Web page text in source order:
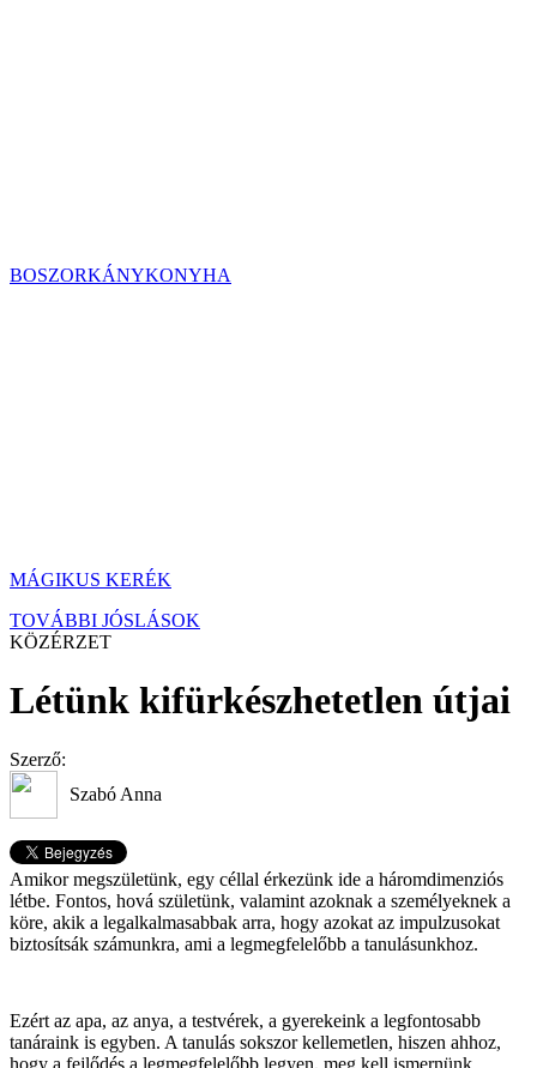
BOSZORKÁNYKONYHA
MÁGIKUS KERÉK
TOVÁBBI JÓSLÁSOK
KÖZÉRZET
Létünk kifürkészhetetlen útjai
Szerző:
Szabó Anna
Amikor megszületünk, egy céllal érkezünk ide a háromdimenziós
létbe. Fontos, hová születünk, valamint azoknak a személyeknek a
köre, akik a legalkalmasabbak arra, hogy azokat az impulzusokat
biztosítsák számunkra, ami a legmegfelelőbb a tanulásunkhoz.
Ezért az apa, az anya, a testvérek, a gyerekeink a legfontosabb
tanáraink is egyben. A tanulás sokszor kellemetlen, hiszen ahhoz,
hogy a fejlődés a legmegfelelőbb legyen, meg kell ismernünk